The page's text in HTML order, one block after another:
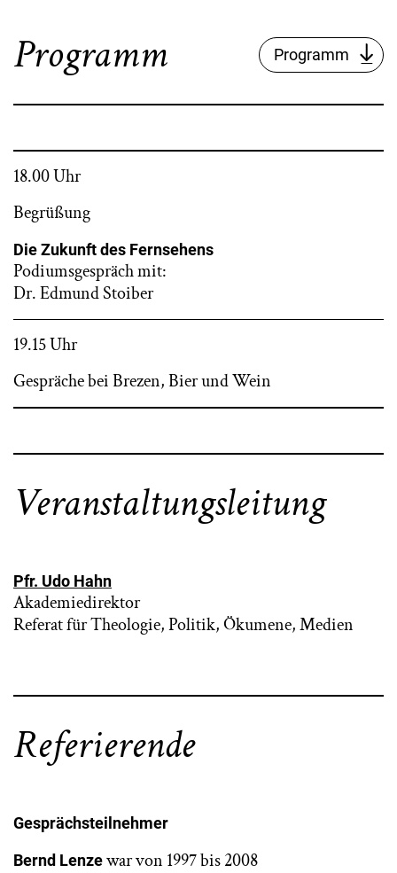
Programm Programm
18.00 Uhr
Begrüßung
Die Zukunft des Fernsehens
Podiumsgespräch mit:
Dr. Edmund Stoiber
19.15 Uhr
Gespräche bei Brezen, Bier und Wein
Veranstaltungsleitung
Pfr. Udo Hahn
Akademiedirektor
Referat für Theologie, Politik, Ökumene, Medien
Referierende
Gesprächsteilnehmer
Bernd Lenzewar von 1997 bis 2008